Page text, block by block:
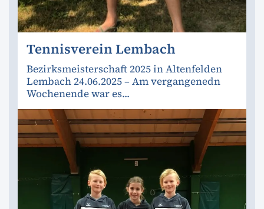
Tennisverein Lembach
Bezirksmeisterschaft 2025 in Altenfelden
Lembach 24.06.2025 – Am vergangenedn
Wochenende war es...